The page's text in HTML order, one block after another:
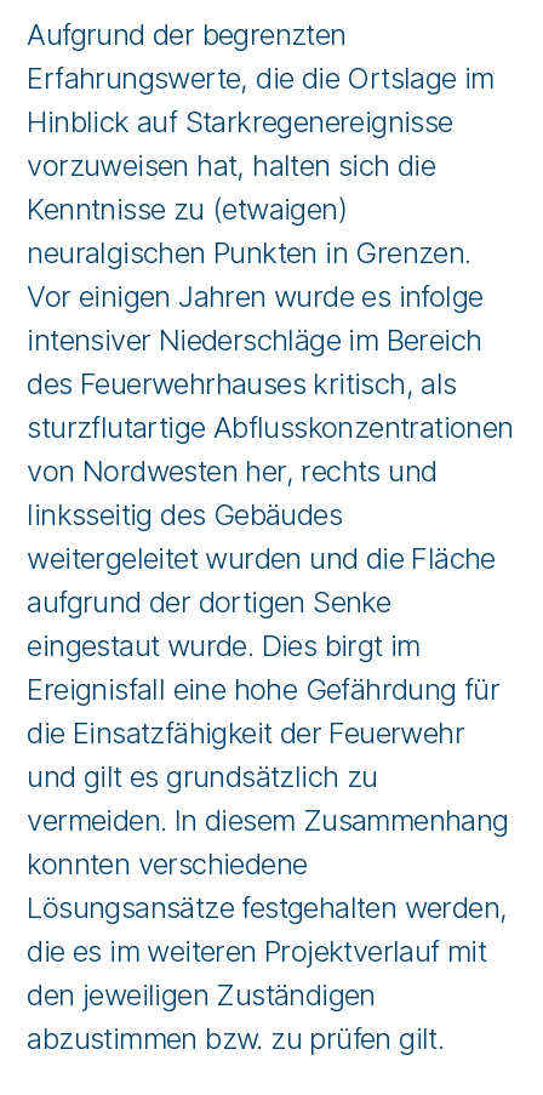
Aufgrund der begrenzten
Erfahrungswerte, die die Ortslage im
Hinblick auf Starkregenereignisse
vorzuweisen hat, halten sich die
Kenntnisse zu (etwaigen)
neuralgischen Punkten in Grenzen.
Vor einigen Jahren wurde es infolge
intensiver Niederschläge im Bereich
des Feuerwehrhauses kritisch, als
sturzflutartige Abflusskonzentrationen
von Nordwesten her, rechts und
linksseitig des Gebäudes
weitergeleitet wurden und die Fläche
aufgrund der dortigen Senke
eingestaut wurde. Dies birgt im
Ereignisfall eine hohe Gefährdung für
die Einsatzfähigkeit der Feuerwehr
und gilt es grundsätzlich zu
vermeiden. In diesem Zusammenhang
konnten verschiedene
Lösungsansätze festgehalten werden,
die es im weiteren Projektverlauf mit
den jeweiligen Zuständigen
abzustimmen bzw. zu prüfen gilt.